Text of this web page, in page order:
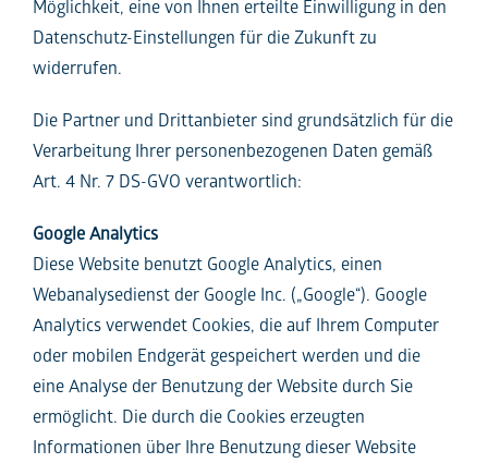
Möglichkeit, eine von Ihnen erteilte Einwilligung in den
Datenschutz-Einstellungen für die Zukunft zu
widerrufen.
Die Partner und Drittanbieter sind grundsätzlich für die
Verarbeitung Ihrer personenbezogenen Daten gemäß
Art. 4 Nr. 7 DS-GVO verantwortlich:
Google Analytics
Diese Website benutzt Google Analytics, einen
Webanalysedienst der Google Inc. („Google“). Google
Analytics verwendet Cookies, die auf Ihrem Computer
oder mobilen Endgerät gespeichert werden und die
eine Analyse der Benutzung der Website durch Sie
ermöglicht. Die durch die Cookies erzeugten
Informationen über Ihre Benutzung dieser Website